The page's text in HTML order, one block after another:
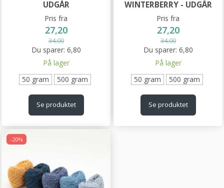
UDGÅR
Pris fra
27,20
34,00
Du sparer: 6,80
På lager
50 gram
500 gram
Se produktet
WINTERBERRY - UDGÅR
Pris fra
27,20
34,00
Du sparer: 6,80
På lager
50 gram
500 gram
Se produktet
-20%